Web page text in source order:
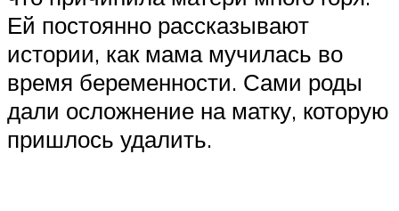
Ей постоянно рассказывают
истории, как мама мучилась во
время беременности. Сами роды
дали осложнение на матку, которую
пришлось удалить.